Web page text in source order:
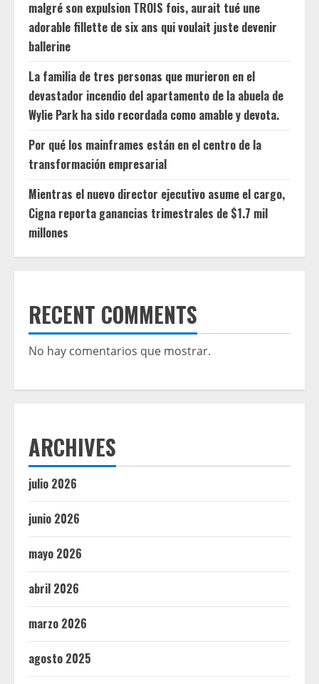
malgré son expulsion TROIS fois, aurait tué une
adorable fillette de six ans qui voulait juste devenir
ballerine
La familia de tres personas que murieron en el
devastador incendio del apartamento de la abuela de
Wylie Park ha sido recordada como amable y devota.
Por qué los mainframes están en el centro de la
transformación empresarial
Mientras el nuevo director ejecutivo asume el cargo,
Cigna reporta ganancias trimestrales de $1.7 mil
millones
RECENT COMMENTS
No hay comentarios que mostrar.
ARCHIVES
julio 2026
junio 2026
mayo 2026
abril 2026
marzo 2026
agosto 2025